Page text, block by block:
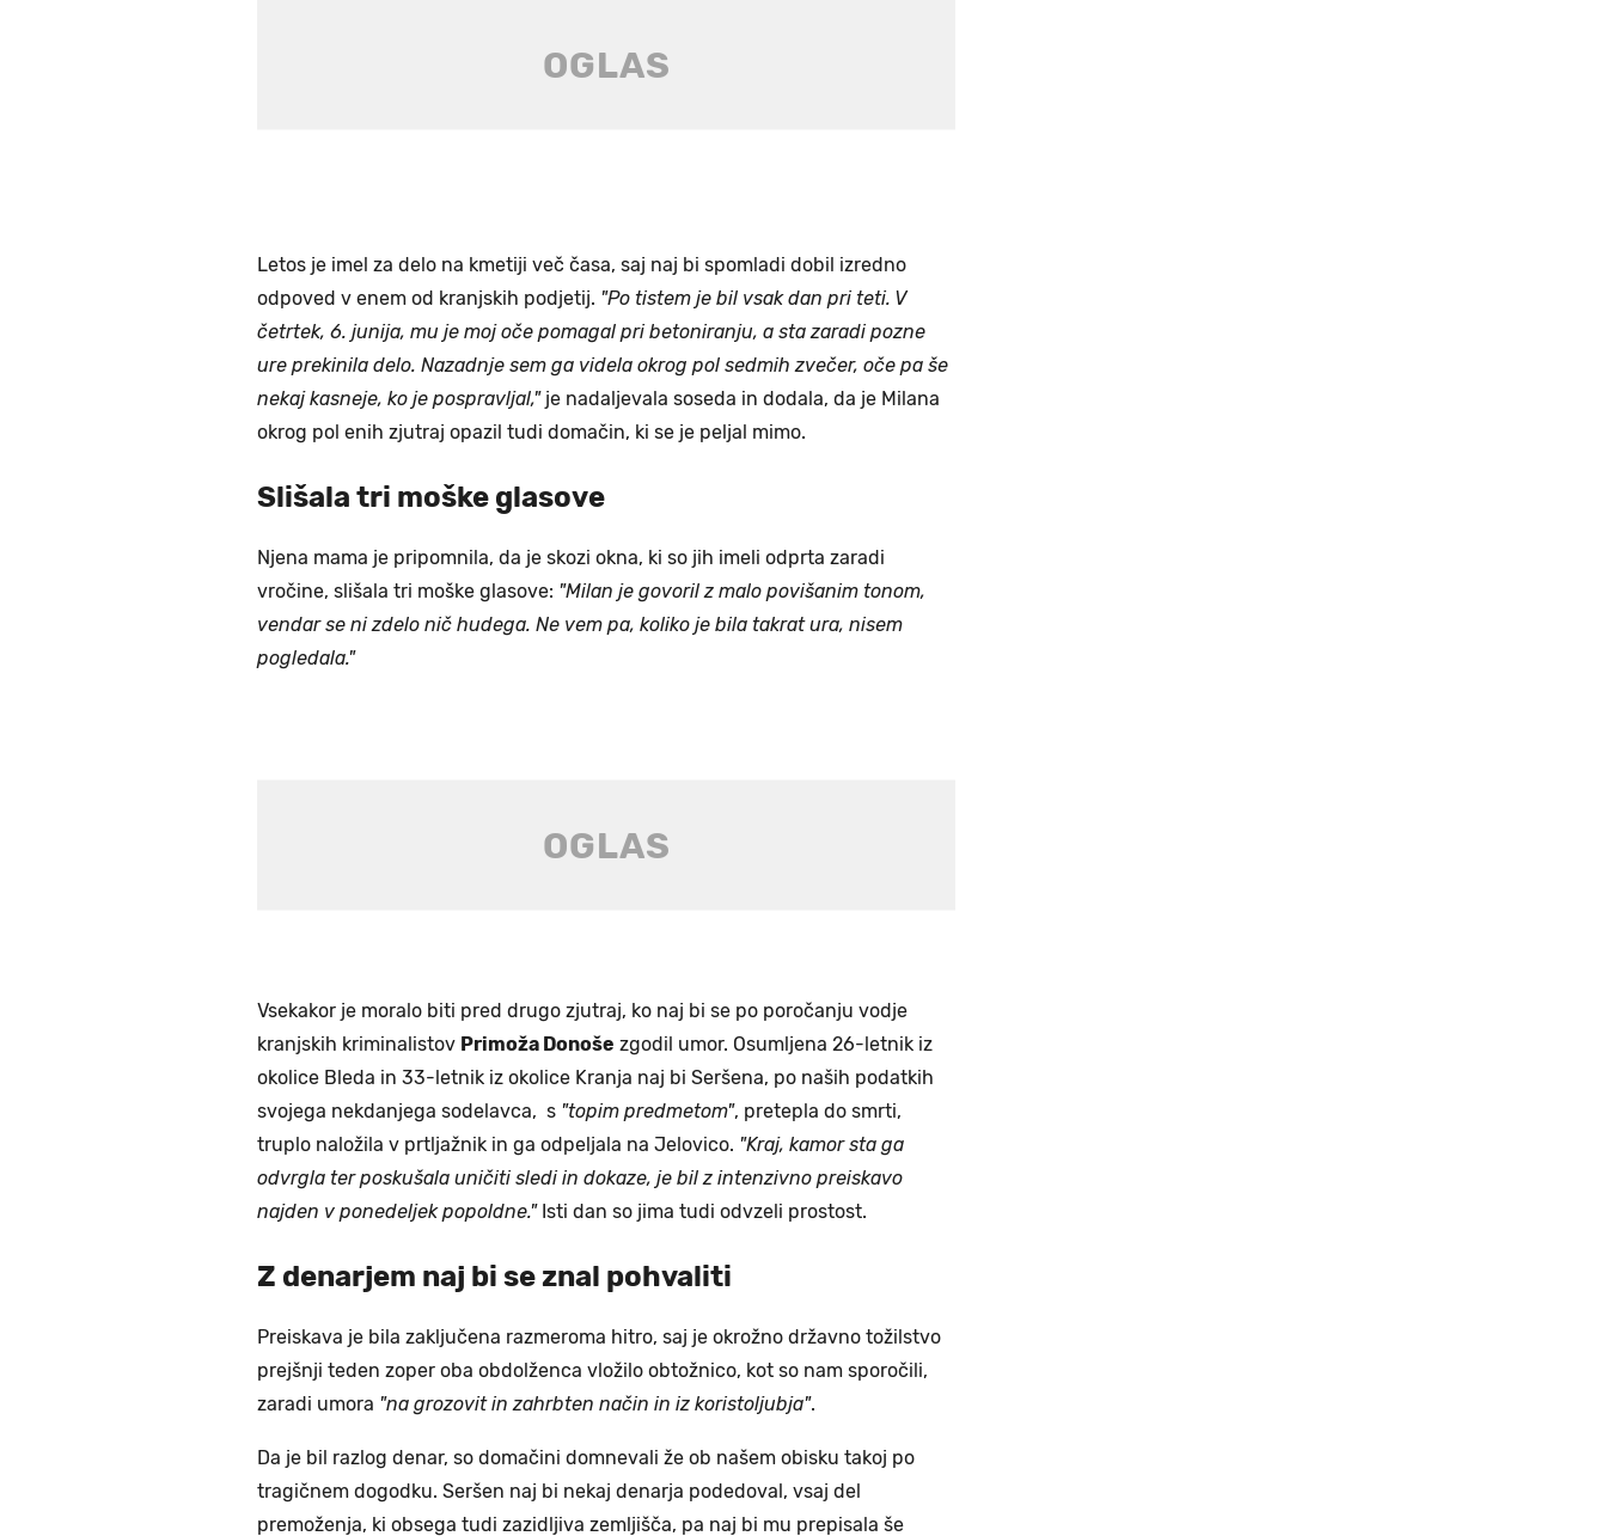
Letos je imel za delo na kmetiji več časa, saj naj bi spomladi dobil izredno
odpoved v enem od kranjskih podjetij. "Po tistem je bil vsak dan pri teti. V
četrtek, 6. junija, mu je moj oče pomagal pri betoniranju, a sta zaradi pozne
ure prekinila delo. Nazadnje sem ga videla okrog pol sedmih zvečer, oče pa še
nekaj kasneje, ko je pospravljal,"je nadaljevala soseda in dodala, da je Milana
okrog pol enih zjutraj opazil tudi domačin, ki se je peljal mimo.
Slišala tri moške glasove
Njena mama je pripomnila, da je skozi okna, ki so jih imeli odprta zaradi
vročine, slišala tri moške glasove: "Milan je govoril z malo povišanim tonom,
vendar se ni zdelo nič hudega. Ne vem pa, koliko je bila takrat ura, nisem
pogledala."
Vsekakor je moralo biti pred drugo zjutraj, ko naj bi se po poročanju vodje
kranjskih kriminalistov Primoža Donoše zgodil umor. Osumljena 26-letnik iz
okolice Bleda in 33-letnik iz okolice Kranja naj bi Seršena, po naših podatkih
svojega nekdanjega sodelavca, s "topim predmetom", pretepla do smrti,
truplo naložila v prtljažnik in ga odpeljala na Jelovico. "Kraj, kamor sta ga
odvrgla ter poskušala uničiti sledi in dokaze, je bil z intenzivno preiskavo
najden v ponedeljek popoldne." Isti dan so jima tudi odvzeli prostost.
Z denarjem naj bi se znal pohvaliti
Preiskava je bila zaključena razmeroma hitro, saj je okrožno državno tožilstvo
prejšnji teden zoper oba obdolženca vložilo obtožnico, kot so nam sporočili,
zaradi umora "na grozovit in zahrbten način in iz koristoljubja".
Da je bil razlog denar, so domačini domnevali že ob našem obisku takoj po
tragičnem dogodku. Seršen naj bi nekaj denarja podedoval, vsaj del
premoženja, ki obsega tudi zazidljiva zemljišča, pa naj bi mu prepisala še